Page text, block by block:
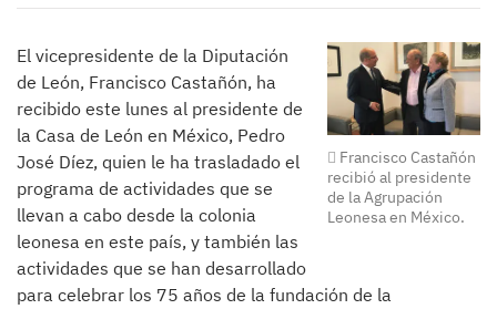
Francisco Castañón
recibió al presidente
de la Agrupación
Leonesa en México.
El vicepresidente de la Diputación
de León, Francisco Castañón, ha
recibido este lunes al presidente de
la Casa de León en México, Pedro
José Díez, quien le ha trasladado el
programa de actividades que se
llevan a cabo desde la colonia
leonesa en este país, y también las
actividades que se han desarrollado
para celebrar los 75 años de la fundación de la